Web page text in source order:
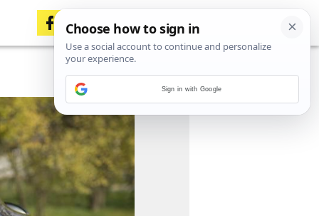
Sign in with Google